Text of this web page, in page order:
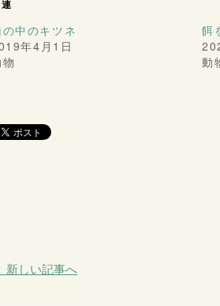
中のキツネ
年4月1日
餌
動
新しい記事へ